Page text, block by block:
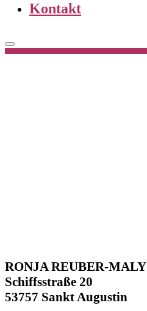
Kontakt
RONJA REUBER-MALY
Schiffsstraße 20
53757 Sankt Augustin